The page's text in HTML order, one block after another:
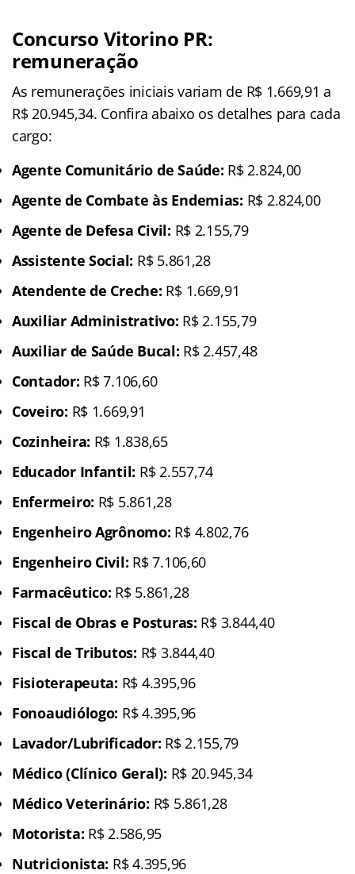
Concurso Vitorino PR:
remuneração
As remunerações iniciais variam de R$ 1.669,91 a
R$ 20.945,34. Confira abaixo os detalhes para cada
cargo:
Agente Comunitário de Saúde: R$ 2.824,00
Agente de Combate às Endemias: R$ 2.824,00
Agente de Defesa Civil: R$ 2.155,79
Assistente Social: R$ 5.861,28
Atendente de Creche: R$ 1.669,91
Auxiliar Administrativo: R$ 2.155,79
Auxiliar de Saúde Bucal: R$ 2.457,48
Contador: R$ 7.106,60
Coveiro: R$ 1.669,91
Cozinheira: R$ 1.838,65
Educador Infantil: R$ 2.557,74
Enfermeiro: R$ 5.861,28
Engenheiro Agrônomo: R$ 4.802,76
Engenheiro Civil: R$ 7.106,60
Farmacêutico: R$ 5.861,28
Fiscal de Obras e Posturas: R$ 3.844,40
Fiscal de Tributos: R$ 3.844,40
Fisioterapeuta: R$ 4.395,96
Fonoaudiólogo: R$ 4.395,96
Lavador/Lubrificador: R$ 2.155,79
Médico (Clínico Geral): R$ 20.945,34
Médico Veterinário: R$ 5.861,28
Motorista: R$ 2.586,95
Nutricionista: R$ 4.395,96